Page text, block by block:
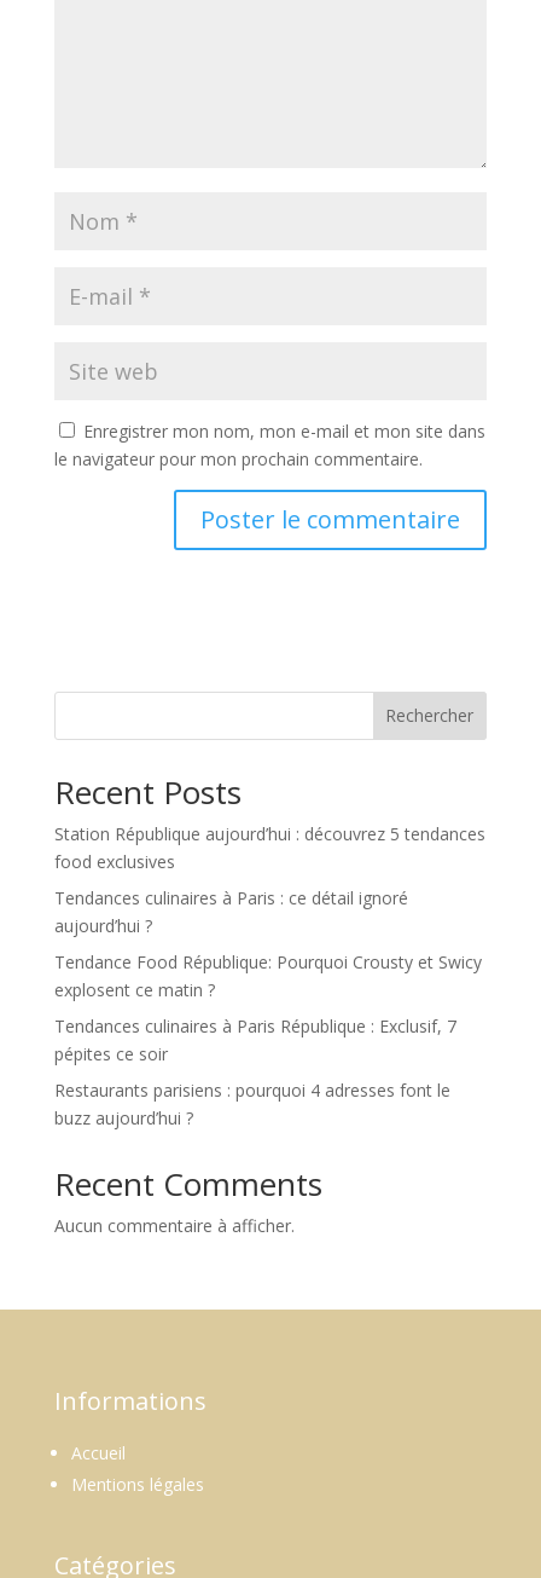
Enregistrer mon nom, mon e-mail et mon site dans
le navigateur pour mon prochain commentaire.
Rechercher
Recent Posts
Station République aujourd’hui : découvrez 5 tendances
food exclusives
Tendances culinaires à Paris : ce détail ignoré
aujourd’hui ?
Tendance Food République: Pourquoi Crousty et Swicy
explosent ce matin ?
Tendances culinaires à Paris République : Exclusif, 7
pépites ce soir
Restaurants parisiens : pourquoi 4 adresses font le
buzz aujourd’hui ?
Recent Comments
Aucun commentaire à afficher.
Informations
Accueil
Mentions légales
Catégories